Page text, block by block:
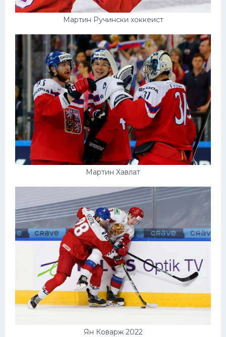
Мартин Ручински хоккеист
Мартин Хавлат
Ян Коварж 2022